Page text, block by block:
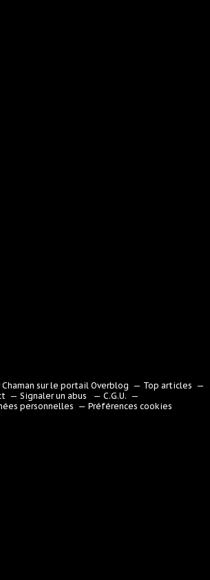
sur le portail Overblog
Top articles
Signaler un abus
C.G.U.
personnelles
Préférences cookies